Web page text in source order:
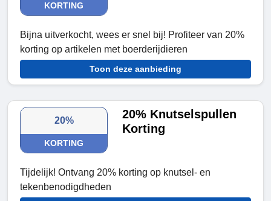
KORTING
Bijna uitverkocht, wees er snel bij! Profiteer van 20%
korting op artikelen met boerderijdieren
Toon deze aanbieding
20%
KORTING
20% Knutselspullen
Korting
Tijdelijk! Ontvang 20% korting op knutsel- en
tekenbenodigdheden